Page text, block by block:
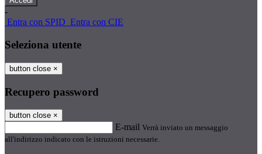
-
Entra con SPID Entra con CIE
Seleziona utente
button close ×
Recupero password
button close ×
E-mail Verrà inviato un messaggio
all'indirizzo indicato con le istruzioni necessarie.